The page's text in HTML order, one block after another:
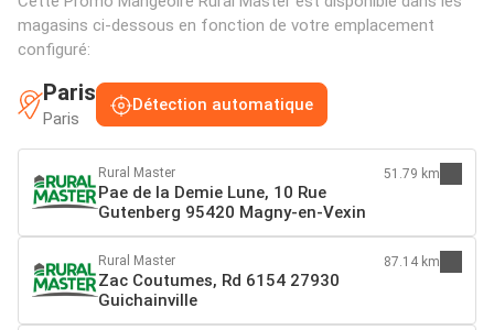
magasins ci-dessous en fonction de votre emplacement
configuré:
Paris
Paris
Détection automatique
Rural Master
Pae de la Demie Lune, 10 Rue
Gutenberg 95420 Magny-en-Vexin
51.79 km
Rural Master
Zac Coutumes, Rd 6154 27930
Guichainville
87.14 km